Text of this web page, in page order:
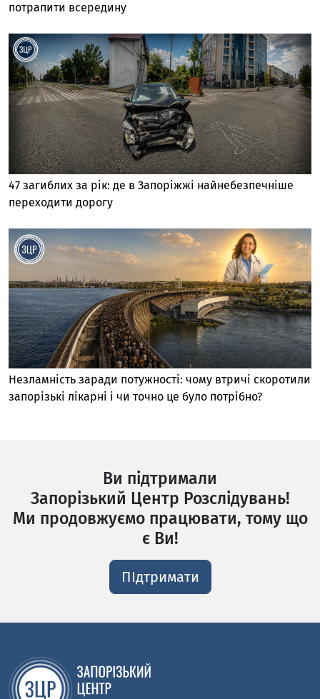
потрапити всередину
47 загиблих за рік: де в Запоріжжі найнебезпечніше
переходити дорогу
Незламність заради потужності: чому втричі скоротили
запорізькі лікарні і чи точно це було потрібно?
Ви підтримали
Запорізький Центр Розслідувань!
Ми продовжуємо працювати, тому що
є Ви!
ПІдтримати